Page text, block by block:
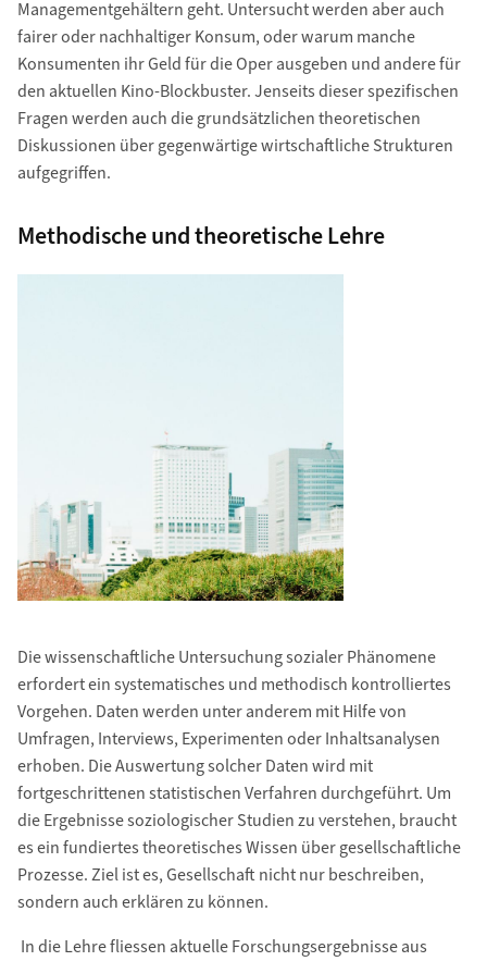
Managementgehältern geht. Untersucht werden aber auch
fairer oder nachhaltiger Konsum, oder warum manche
Konsumenten ihr Geld für die Oper ausgeben und andere für
den aktuellen Kino­-Blockbuster. Jenseits dieser spezifischen
Fragen werden auch die grundsätzlichen theoretischen
Diskussionen über gegenwärtige wirtschaftliche Strukturen
aufgegriffen.
Methodische und theoretische Lehre
Die wissenschaftliche Untersuchung sozialer Phänomene
erfordert ein systematisches und methodisch kontrolliertes
Vorgehen. Daten werden unter anderem mit Hilfe von
Umfragen, Interviews, Experimenten oder Inhaltsanalysen
erhoben. Die Auswertung solcher Daten wird mit
fortgeschrittenen statistischen Verfahren durchgeführt. Um
die Ergebnisse sozio­logischer Studien zu verstehen, braucht
es ein fundiertes theoretisches Wissen über gesell­schaftliche
Prozesse. Ziel ist es, Gesellschaft nicht nur beschreiben,
sondern auch erklären zu können.
In die Lehre fliessen aktuelle Forschungsergebnisse aus